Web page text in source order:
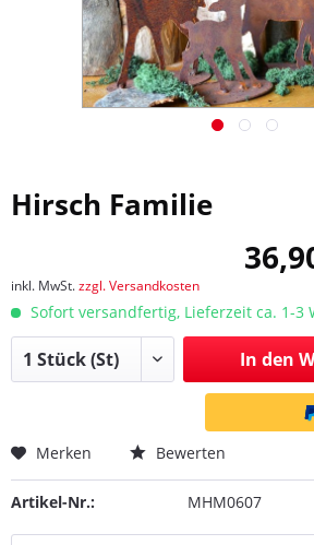
Hirsch Familie
inkl. MwSt.zzgl. Versandkosten
Sofort versandfertig, Lieferzeit ca. 1-3
In den
Merken Bewerten
Artikel-Nr.: MHM0607